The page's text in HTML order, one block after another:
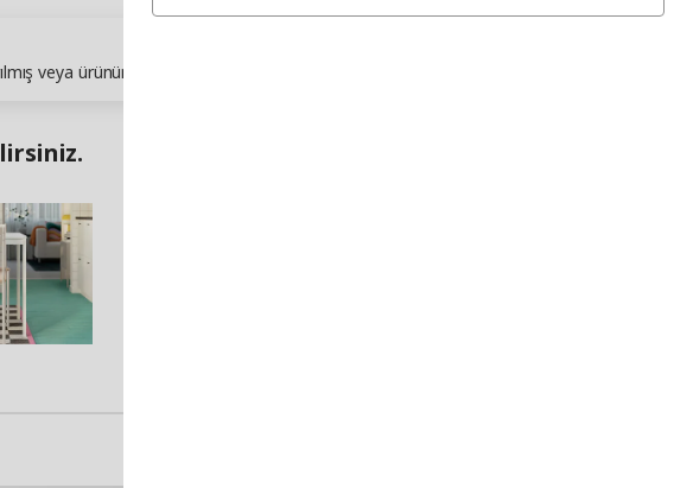
veya ürünün stokları tükenmiş olabilir. Lütfen daha sonra yeniden deneyin.